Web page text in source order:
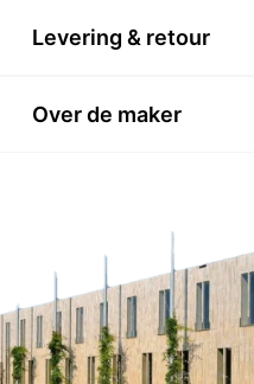
Levering & retour
Over de maker